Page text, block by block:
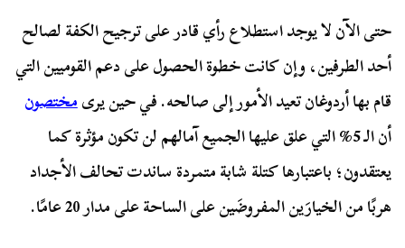
حتى الآن لا يوجد استطلاع رأي قادر على ترجيح الكفة لصالح
أحد الطرفين، وإن كانت خطوة الحصول على دعم القوميين التي
قام بها أردوغان تعيد الأمور إلى صالحه. في حين يرىمختصون
أن الـ 5% التي علق عليها الجميع آمالهم لن تكون مؤثرة كما
يعتقدون؛ باعتبارها كتلة شابة متمردة ساندت تحالف الأجداد
هربًا من الخيارَين المفروضَين على الساحة على مدار 20 عامًا.